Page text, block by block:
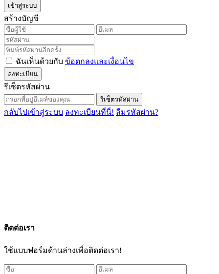
เข้าสู่ระบบ
สร้างบัญชี
ฉันเห็นด้วยกับ ข้อตกลงและเงื่อนไข
ลงทะเบียน
รีเซ็ตรหัสผ่าน
รีเซ็ตรหัสผ่าน
กลับไปเข้าสู่ระบบ ลงทะเบียนที่นี่! ลืมรหัสผ่าน?
ติดต่อเรา
ใช้แบบฟอร์มด้านล่างเพื่อติดต่อเรา!